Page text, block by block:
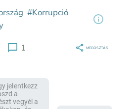
#Korrupció
1 MEGOSZTÁS